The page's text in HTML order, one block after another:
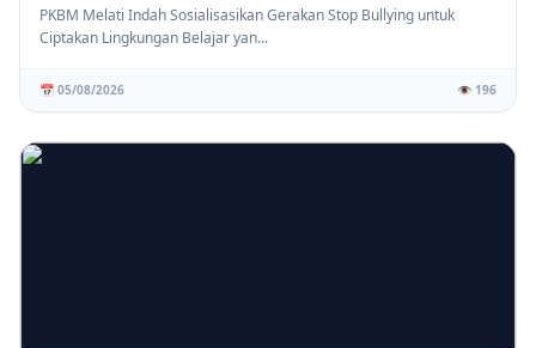
PKBM Melati Indah Sosialisasikan Gerakan Stop Bullying untuk
Ciptakan Lingkungan Belajar yan...
📅 05/08/2026 👁️ 196